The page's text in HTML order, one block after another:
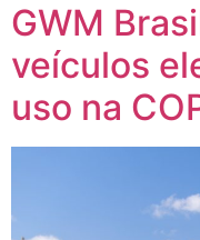
GWM
veículos
uso na